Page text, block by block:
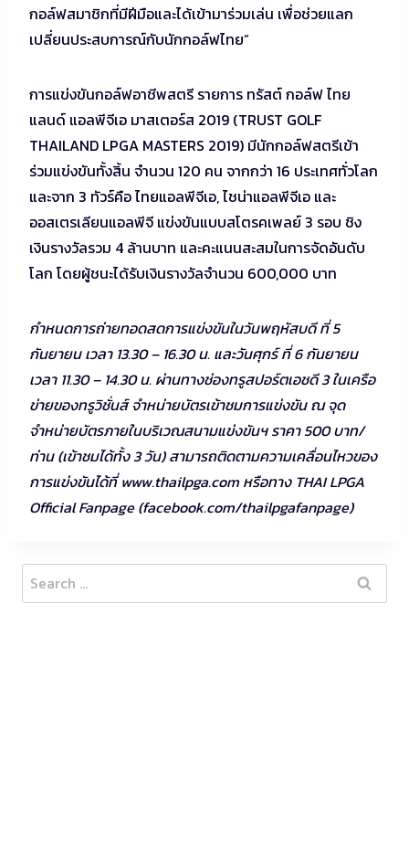
กอล์ฟสมาชิกที่มีฝีมือและได้เข้ามาร่วมเล่น เพื่อช่วยแลก
เปลี่ยนประสบการณ์กับนักกอล์ฟไทย”
การแข่งขันกอล์ฟอาชีพสตรี รายการ ทรัสต์ กอล์ฟ ไทย
แลนด์ แอลพีจีเอ มาสเตอร์ส 2019 (TRUST GOLF
THAILAND LPGA MASTERS 2019) มีนักกอล์ฟสตรีเข้า
ร่วมแข่งขันทั้งสิ้น จำนวน 120 คน จากกว่า 16 ประเทศทั่วโลก
และจาก 3 ทัวร์คือ ไทยแอลพีจีเอ, ไชน่าแอลพีจีเอ และ
ออสเตรเลียนแอลพีจี แข่งขันแบบสโตรคเพลย์ 3 รอบ ชิง
เงินรางวัลรวม 4 ล้านบาท และคะแนนสะสมในการจัดอันดับ
โลก โดยผู้ชนะได้รับเงินรางวัลจำนวน 600,000 บาท
กำหนดการถ่ายทอดสดการแข่งขันในวันพฤหัสบดี ที่ 5
กันยายน เวลา 13.30 – 16.30 น. และวันศุกร์ ที่ 6 กันยายน
เวลา 11.30 – 14.30 น. ผ่านทางช่องทรูสปอร์ตเอชดี 3 ในเครือ
ข่ายของทรูวิชั่นส์ จำหน่ายบัตรเข้าชมการแข่งขัน ณ จุด
จำหน่ายบัตรภายในบริเวณสนามแข่งขันฯ ราคา 500 บาท/
ท่าน (เข้าชมได้ทั้ง 3 วัน) สามารถติดตามความเคลื่อนไหวของ
การแข่งขันได้ที่ www.thailpga.com หรือทาง THAI LPGA
Official Fanpage (facebook.com/thailpgafanpage)
Search
for: